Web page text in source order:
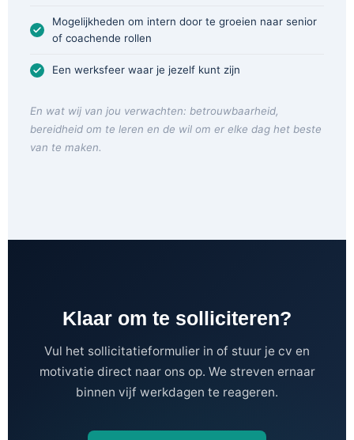
Mogelijkheden om intern door te groeien naar senior
of coachende rollen
Een werksfeer waar je jezelf kunt zijn
En wat wij van jou verwachten: betrouwbaarheid,
bereidheid om te leren en de wil om er elke dag het beste
van te maken.
Klaar om te solliciteren?
Vul het sollicitatieformulier in of stuur je cv en
motivatie direct naar ons op. We streven ernaar
binnen vijf werkdagen te reageren.